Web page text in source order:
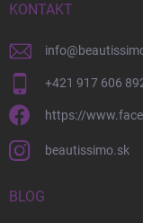
KONTAKT
info@
+421 917 606
https://
beautissimo.sk
BLOG